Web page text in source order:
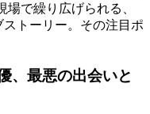
で繰り広げられる、
トーリー。その注目ポ
、最悪の出会いと